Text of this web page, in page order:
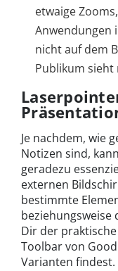
etwaige
Anwendungen
nicht auf dem
Publikum sieht
Je nachdem, wie
Notizen sind,
geradezu
externen
bestimmte
beziehungsweise
Dir der
Toolbar von
Varianten findest.